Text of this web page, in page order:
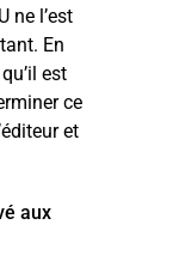
ne l’est
En
est
ce
et
aux